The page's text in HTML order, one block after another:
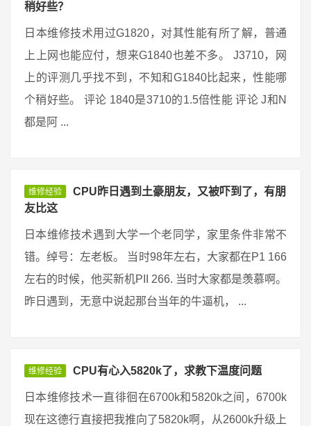
稍好些？
日本维修技术用过G1820，对其性能有所了解，普通
上上网也能应付，想来G1840也差不多。 J3710，网
上的评测几乎找不到，不知和G1840比起来，性能哪
个稍好些。 评论 1840是3710的1.5倍性能 评论 J和N
都是阿 ...
维修经验
CPU昨日遇到土豪朋友，又被吓到了，有朋
友比这
日本维修技术遇到大学一个老同学，家里条件非常不
错。绰号：左老板。 当时98年左右，大家都在P1 166
左右的时候，他买新机PII 266. 当时大家都是羡慕啊。
昨日遇到，无意中说起那台当年的牛逼机， ...
维修经验 CPU有心入5820k了，求教下温度问题
日本维修技术一直徘徊在6700k和5820k之间，6700k
现在这德行直接把我推向了5820k啊，从2600k升级上